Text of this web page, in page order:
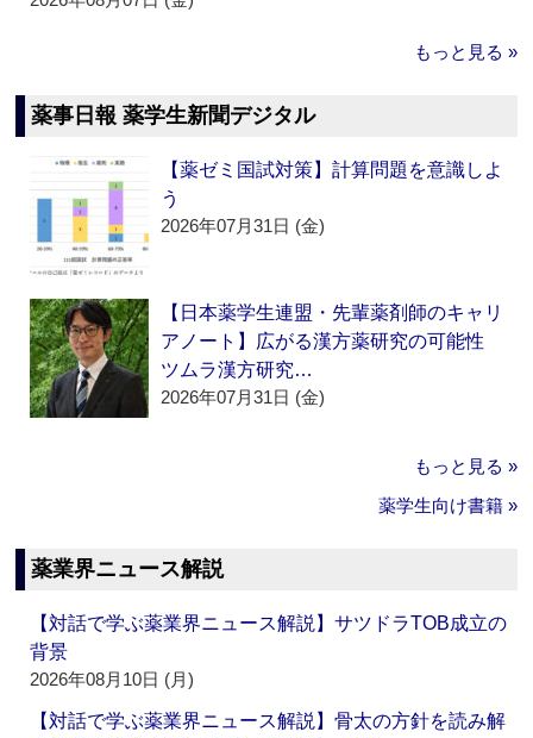
もっと見る »
薬事日報 薬学生新聞デジタル
【薬ゼミ国試対策】計算問題を意識しよ
う
2026年07月31日 (金)
【日本薬学生連盟・先輩薬剤師のキャリ
アノート】広がる漢方薬研究の可能性
ツムラ漢方研究…
2026年07月31日 (金)
もっと見る »
薬学生向け書籍 »
薬業界ニュース解説
【対話で学ぶ薬業界ニュース解説】サツドラTOB成立の
背景
2026年08月10日 (月)
【対話で学ぶ薬業界ニュース解説】骨太の方針を読み解